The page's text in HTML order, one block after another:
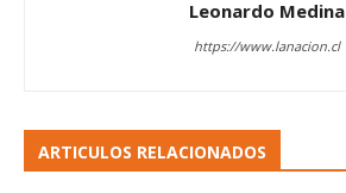
Leonardo Medina
https://www.lanacion.cl
ARTICULOS RELACIONADOS